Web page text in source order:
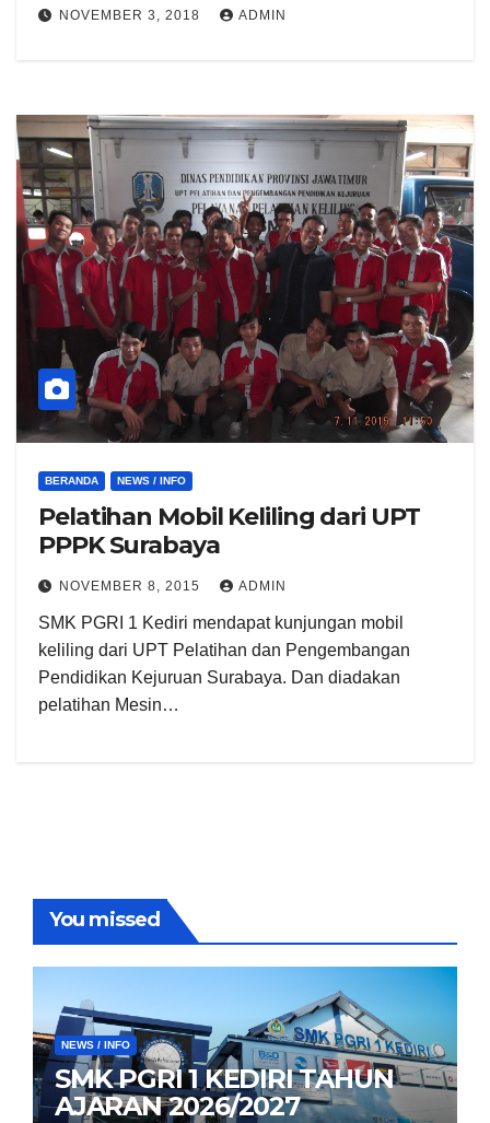
NOVEMBER 3, 2018 ADMIN
BERANDA NEWS / INFO
Pelatihan Mobil Keliling dari UPT
PPPK Surabaya
NOVEMBER 8, 2015 ADMIN
SMK PGRI 1 Kediri mendapat kunjungan mobil
keliling dari UPT Pelatihan dan Pengembangan
Pendidikan Kejuruan Surabaya. Dan diadakan
pelatihan Mesin…
You missed
NEWS / INFO
SMK PGRI 1 KEDIRI TAHUN
AJARAN 2026/2027